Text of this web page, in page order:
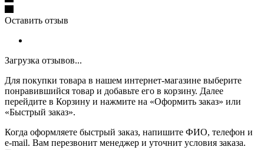
Оставить отзыв
Загрузка отзывов...
Для покупки товара в нашем интернет-магазине выберите
понравившийся товар и добавьте его в корзину. Далее
перейдите в Корзину и нажмите на «Оформить заказ» или
«Быстрый заказ».
Когда оформляете быстрый заказ, напишите ФИО, телефон и
e-mail. Вам перезвонит менеджер и уточнит условия заказа.